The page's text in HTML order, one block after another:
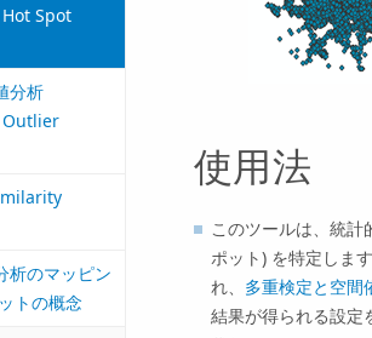
Spot
分析
析のマッピン
トの概念
使用法
このツールは、統計
ポット) を特定しま
れ、 多重検定と空間
結果が得られる設定